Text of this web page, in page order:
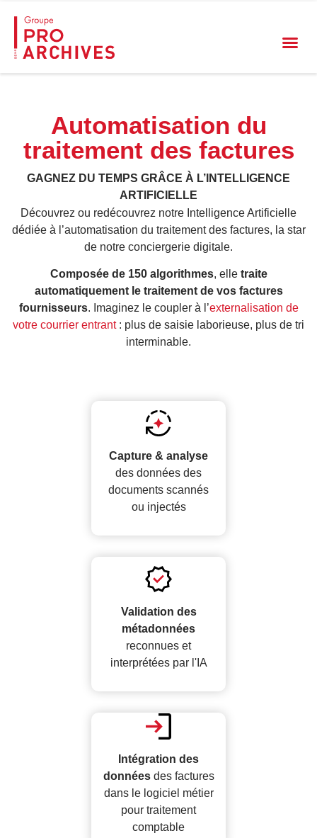
Automatisation du
traitement des factures
GAGNEZ DU TEMPS GRÂCE À L’INTELLIGENCE
ARTIFICIELLE
Découvrez ou redécouvrez notre Intelligence Artificielle
dédiée à l’automatisation du traitement des factures, la star
de notre conciergerie digitale.
Composée de 150 algorithmes, elle traite
automatiquement le traitement de vos factures
fournisseurs. Imaginez le coupler à l’externalisation de
votre courrier entrant: plus de saisie laborieuse, plus de tri
interminable.
Capture & analyse
des données des
documents scannés
ou injectés
Validation des
métadonnées
reconnues et
interprétées par l'IA
Intégration des
donnéesdes factures
dans le logiciel métier
pour traitement
comptable